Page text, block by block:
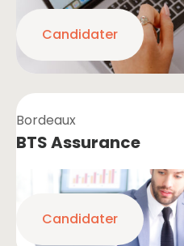
Candidater
Bordeaux
BTS Assurance
Candidater